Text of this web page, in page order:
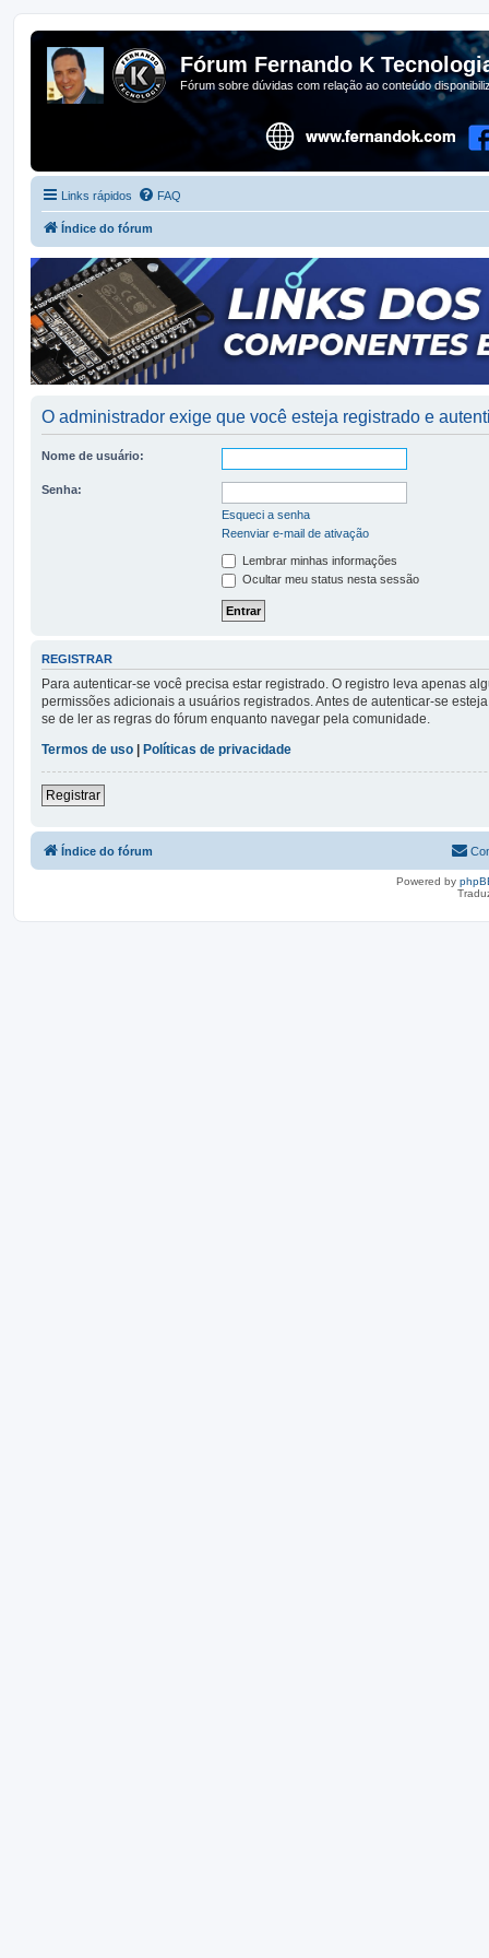
Fórum Fernando K
Fórum sobre dúvidas com relação ao conteúdo
Links rápidos FAQ
Índice do fórum
O administrador exige que você esteja registrado e
Nome de usuário:
Senha:
Esqueci a senha
Reenviar e-mail de ativação
Lembrar minhas informações
Ocultar meu status nesta sessão
REGISTRAR
Para autenticar-se você precisa estar registrado. O registro leva apenas
permissões adicionais a usuários registrados. Antes de autenticar-se
se de ler as regras do fórum enquanto navegar pela comunidade.
Termos de uso
Políticas de privacidade
Registrar
Índice do fórum
Powered by